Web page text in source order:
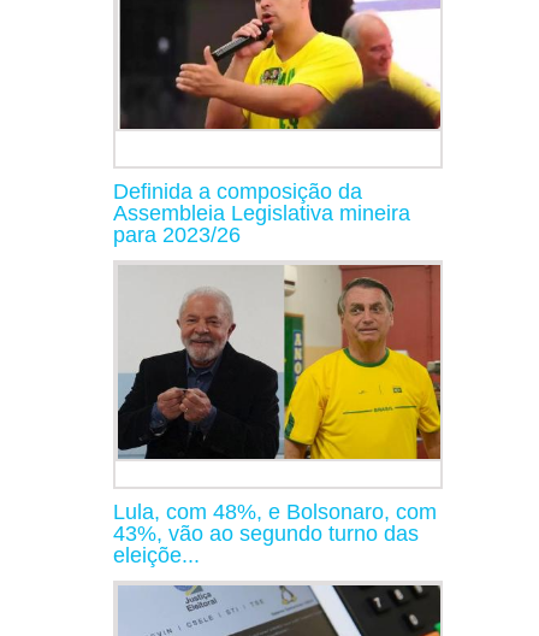
Definida a composição da
Assembleia Legislativa mineira
para 2023/26
Lula, com 48%, e Bolsonaro, com
43%, vão ao segundo turno das
eleiçõe...